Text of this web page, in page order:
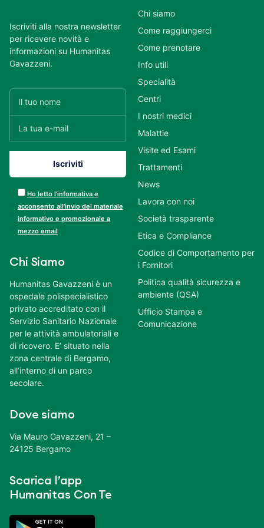
Iscriviti alla nostra newsletter
per ricevere novità e
informazioni su Humanitas
Gavazzeni.
Ho letto l’informativa e
acconsento all’invio del materiale
informativo e promozionale a
mezzo email
Chi Siamo
Humanitas Gavazzeni è un
ospedale polispecialistico
privato accreditato con il
Servizio Sanitario Nazionale
per le attività ambulatoriali e
di ricovero. E’ situato nella
zona centrale di Bergamo,
all’interno di un parco
secolare.
Dove siamo
Via Mauro Gavazzeni, 21 –
24125 Bergamo
Scarica l’app
Humanitas Con Te
Chi siamo
Come raggiungerci
Come prenotare
Info utili
Specialità
Centri
I nostri medici
Malattie
Visite ed Esami
Trattamenti
News
Lavora con noi
Società trasparente
Etica e Compliance
Codice di Comportamento per
i Fornitori
Politica qualità sicurezza e
ambiente (QSA)
Ufficio Stampa e
Comunicazione